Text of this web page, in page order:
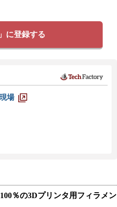
に登録する
場
％の3Dプリンタ用フィラメン